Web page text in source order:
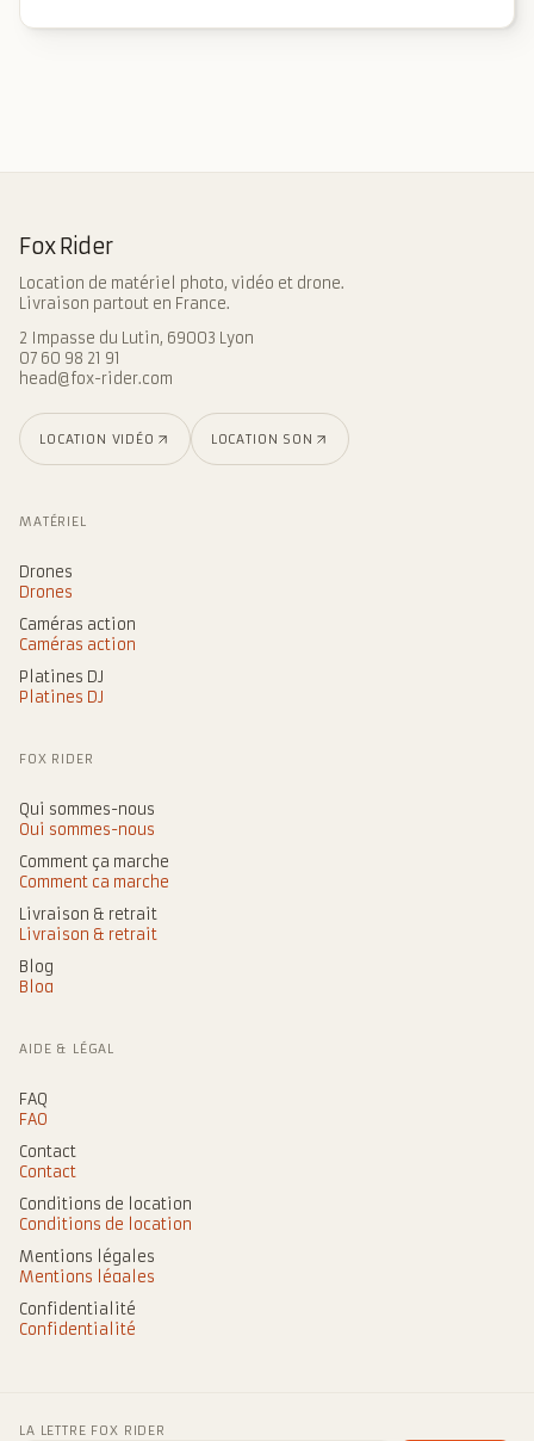
Fox Rider
Location de matériel photo, vidéo et drone.
Livraison partout en France.
2 Impasse du Lutin, 69003 Lyon
07 60 98 21 91
head@fox-rider.com
LOCATION VIDÉO LOCATION SON
MATÉRIEL
Drones
Drones
Caméras action
Caméras action
Platines DJ
Platines DJ
FOX RIDER
Qui sommes-nous
Qui sommes-nous
Comment ça marche
Comment ça marche
Livraison & retrait
Livraison & retrait
Blog
Blog
AIDE & LÉGAL
FAQ
FAQ
Contact
Contact
Conditions de location
Conditions de location
Mentions légales
Mentions légales
Confidentialité
Confidentialité
LA LETTRE FOX RIDER